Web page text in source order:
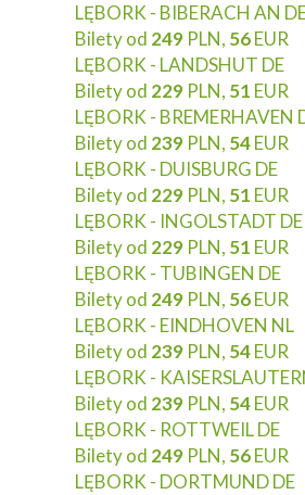
LĘBORK - BIBERACH AN
Bilety od 249 PLN, 56EUR
LĘBORK - LANDSHUT DE
Bilety od 229 PLN, 51 EUR
LĘBORK - BREMERHAVEN
Bilety od 239 PLN, 54EUR
LĘBORK - DUISBURG DE
Bilety od 229 PLN, 51 EUR
LĘBORK - INGOLSTADT DE
Bilety od 229 PLN, 51 EUR
LĘBORK - TUBINGEN DE
Bilety od 249 PLN, 56EUR
LĘBORK - EINDHOVEN NL
Bilety od 239 PLN, 54EUR
LĘBORK -
Bilety od 239 PLN, 54EUR
LĘBORK - ROTTWEIL DE
Bilety od 249 PLN, 56EUR
LĘBORK - DORTMUND DE